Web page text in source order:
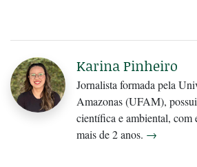
Karina Pinheiro
Jornalista formada pela
Amazonas (UFAM), possui
científica e ambiental, com
mais de 2 anos. →